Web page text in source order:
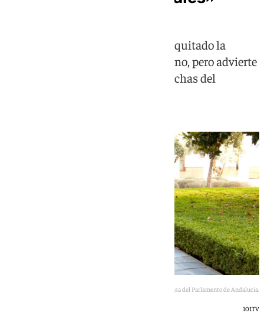
José Ignacio García celebra haber quitado la
mayoría absoluta a Juanma Moreno, pero advierte
que el objetivo era echar a las derechas del
José Ignacio García en el patio de prensa del Parlamento de Andalucía.
101TV